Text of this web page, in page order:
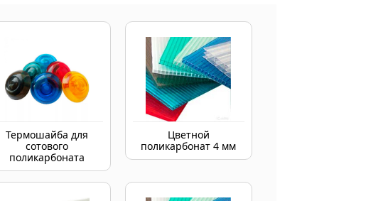
Термошайба для
сотового
поликарбоната
Цветной
поликарбонат 4 мм